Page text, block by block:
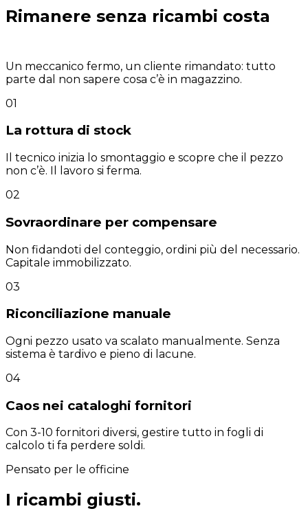
Rimanere senza ricambi costa
Un meccanico fermo, un cliente rimandato: tutto
parte dal non sapere cosa c’è in magazzino.
01
La rottura di stock
Il tecnico inizia lo smontaggio e scopre che il pezzo
non c’è. Il lavoro si ferma.
02
Sovraordinare per compensare
Non fidandoti del conteggio, ordini più del necessario.
Capitale immobilizzato.
03
Riconciliazione manuale
Ogni pezzo usato va scalato manualmente. Senza
sistema è tardivo e pieno di lacune.
04
Caos nei cataloghi fornitori
Con 3-10 fornitori diversi, gestire tutto in fogli di
calcolo ti fa perdere soldi.
Pensato per le officine
I ricambi giusti.